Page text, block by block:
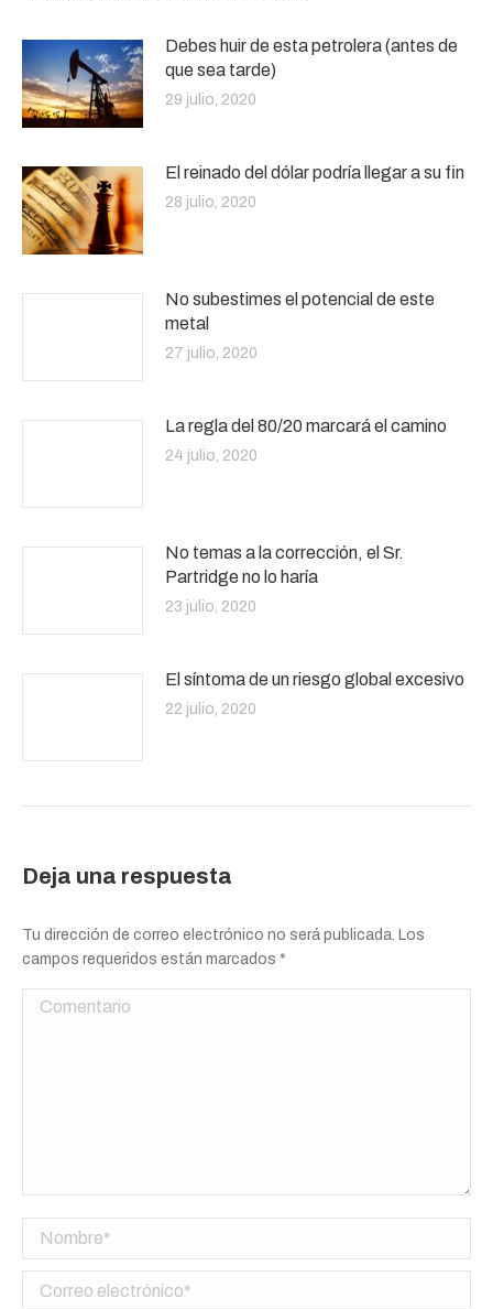
Debes huir de esta petrolera (antes de
que sea tarde)
29 julio, 2020
El reinado del dólar podría llegar a su fin
28 julio, 2020
No subestimes el potencial de este
metal
27 julio, 2020
La regla del 80/20 marcará el camino
24 julio, 2020
No temas a la corrección, el Sr.
Partridge no lo haría
23 julio, 2020
El síntoma de un riesgo global excesivo
22 julio, 2020
Deja una respuesta
Tu dirección de correo electrónico no será publicada. Los
campos requeridos están marcados *
Comentario
Nombre *
Correo electrónico *